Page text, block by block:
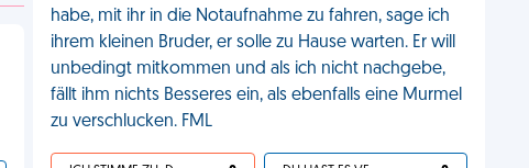
habe, mit ihr in die Notaufnahme zu fahren, sage ich
ihrem kleinen Bruder, er solle zu Hause warten. Er will
unbedingt mitkommen und als ich nicht nachgebe,
fällt ihm nichts Besseres ein, als ebenfalls eine Murmel
zu verschlucken. FML